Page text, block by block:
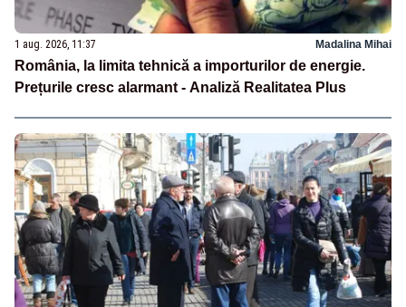
1 aug. 2026, 11:37 Madalina Mihai
România, la limita tehnică a importurilor de energie.
Prețurile cresc alarmant - Analiză Realitatea Plus